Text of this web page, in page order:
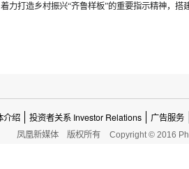
力打造乡村振兴“齐鲁样板”的重要指示精神，
介绍 投资者关系 Investor Relations 广告服务
凤凰新媒体 版权所有 Copyright © 2016